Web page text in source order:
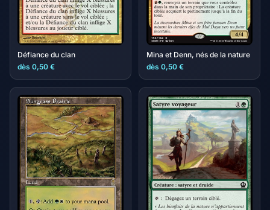
Défiance du clan
dès 0,50 €
Mina et Denn, nés de la nature
dès 0,50 €